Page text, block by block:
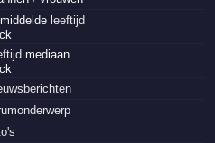
leeftijd
mediaan